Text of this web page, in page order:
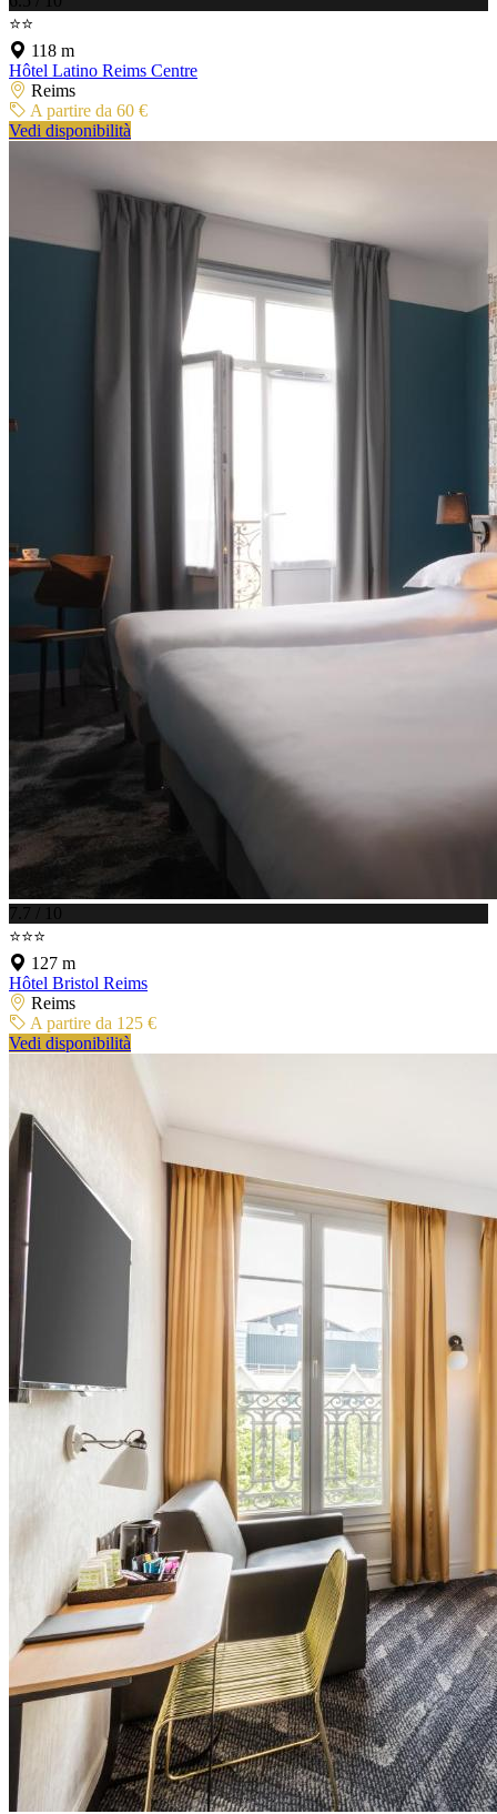
⭐⭐
118 m
Hôtel Latino Reims Centre
Reims
A partire da 60 €
Vedi disponibilità
7.7 / 10
⭐⭐⭐
127 m
Hôtel Bristol Reims
Reims
A partire da 125 €
Vedi disponibilità